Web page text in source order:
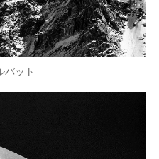
バット